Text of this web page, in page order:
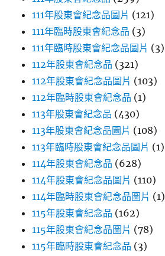
111年股東會紀念品圖片 (121)
111年臨時股東會紀念品 (3)
111年臨時股東會紀念品圖片 (3)
112年股東會紀念品 (321)
112年股東會紀念品圖片 (103)
112年臨時股東會紀念品 (1)
113年股東會紀念品 (430)
113年股東會紀念品圖片 (108)
113年臨時股東會紀念品圖片 (1)
114年股東會紀念品 (628)
114年股東會紀念品圖片 (110)
114年臨時股東會紀念品圖片 (1)
115年股東會紀念品 (162)
115年股東會紀念品圖片 (78)
115年臨時股東會紀念品 (3)